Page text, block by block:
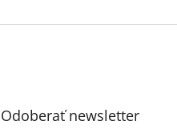
Odoberať newsletter